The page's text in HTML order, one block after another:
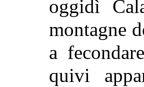
oggidì
montagne
a
quivi